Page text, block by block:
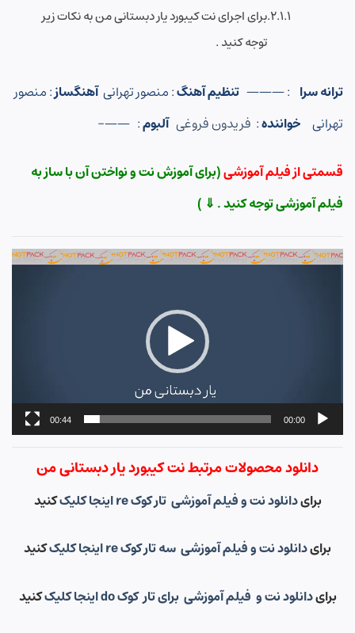
برای اجرای نت کیبورد یار دبستانی من به نکات زیر
توجه کنید .
ترانه سرا : ——— تنظیم آهنگ: منصور تهرانی آهنگساز: منصور
تهرانی خواننده: فریدون فروغی آلبوم: ——-
قسمتی از فیلم آموزشی(برای آموزش نت و نواختن آن با ساز به
فیلم آموزشی توجه کنید . ⇓ )
نمایشگر
00:00
00:44
دانلود محصولات مرتبط نت کیبورد یار دبستانی من
برایدانلود نت و فیلم آموزشی تار کوک re اینجا کلیک کنید
برایدانلود نت و فیلم آموزشی سه تار کوک re اینجا کلیک کنید
برایدانلود نت و فیلم آموزشی برای تار کوک do اینجا کلیک کنید